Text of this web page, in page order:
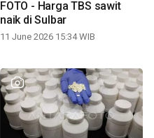
FOTO - Harga TBS sawit
naik di Sulbar
11 June 2026 15:34 WIB